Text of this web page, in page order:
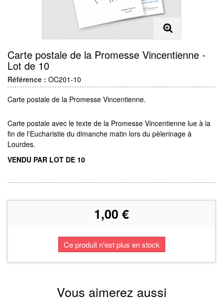
Carte postale de la Promesse Vincentienne -
Lot de 10
Référence : OC201-10
Carte postale de la Promesse Vincentienne.
Carte postale avec le texte de la Promesse Vincentienne lue à la
fin de l'Eucharistie du dimanche matin lors du pèlerinage à
Lourdes.
VENDU PAR LOT DE 10
1,00 €
Ce produit n'est plus en stock
Vous aimerez aussi